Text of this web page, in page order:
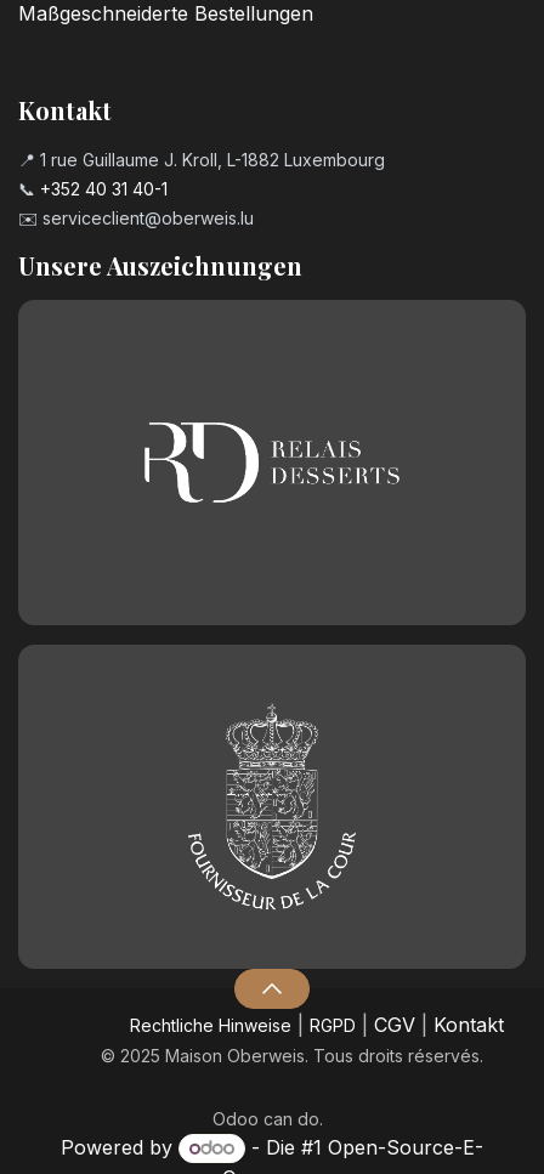
Maßgeschneiderte Bestellungen
Kontakt
📍 1 rue Guillaume J. Kroll, L-1882 Luxembourg
📞 +352 40 31 40-1
✉️ serviceclient@oberweis.lu
Unsere Auszeichnungen
​Rechtliche Hinweise RGPD CGV| Kontakt
© 2025 Maison Oberweis. Tous droits réservés.
Odoo can do.
Powered by - Die #1 Open-Source-E-